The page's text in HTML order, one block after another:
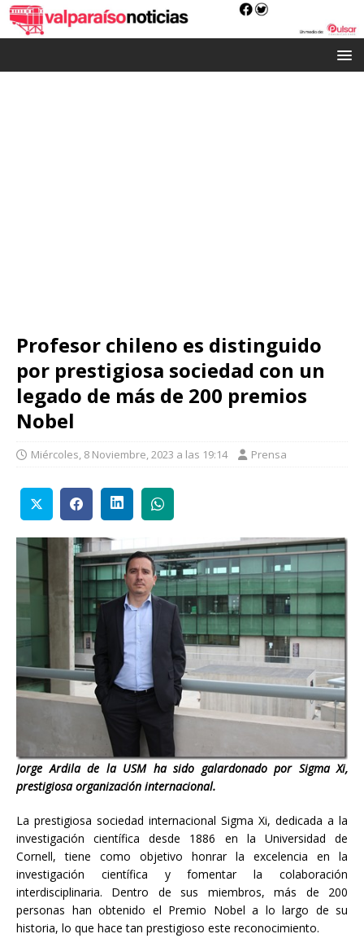
Profesor chileno es distinguido
por prestigiosa sociedad con un
legado de más de 200 premios
Nobel
Miércoles, 8 Noviembre, 2023 a las 19:14 Prensa
Jorge Ardila de la USM ha sido galardonado por Sigma Xi,
prestigiosa organización internacional.
La prestigiosa sociedad internacional Sigma Xi, dedicada a la
investigación científica desde 1886 en la Universidad de
Cornell, tiene como objetivo honrar la excelencia en la
investigación científica y fomentar la colaboración
interdisciplinaria. Dentro de sus miembros, más de 200
personas han obtenido el Premio Nobel a lo largo de su
historia, lo que hace tan prestigioso este reconocimiento.